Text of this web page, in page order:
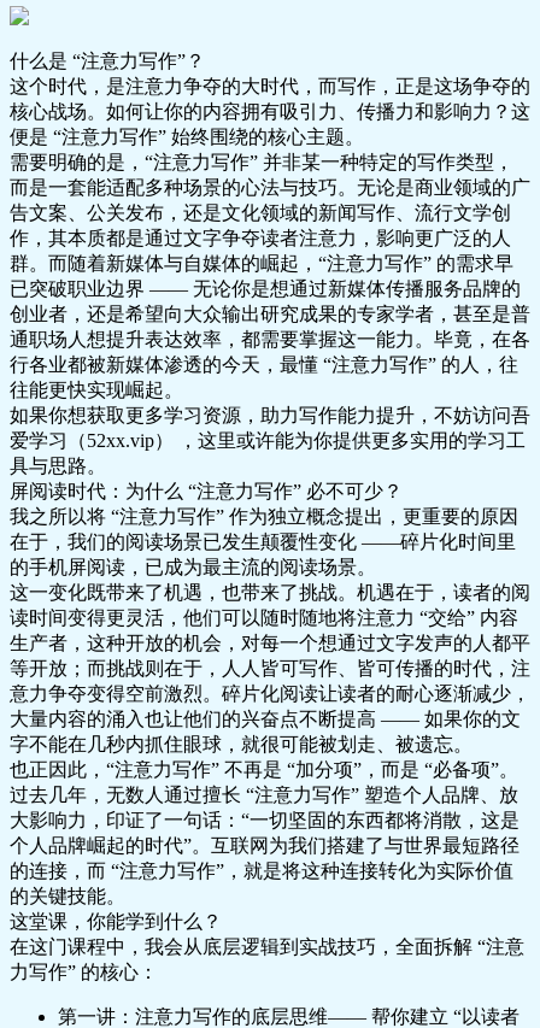
什么是 “注意力写作”？
这个时代，是注意力争夺的大时代，而写作，正是这场争夺的
核心战场。如何让你的内容拥有吸引力、传播力和影响力？这
便是 “注意力写作” 始终围绕的核心主题。
需要明确的是，“注意力写作” 并非某一种特定的写作类型，
而是一套能适配多种场景的心法与技巧。无论是商业领域的广
告文案、公关发布，还是文化领域的新闻写作、流行文学创
作，其本质都是通过文字争夺读者注意力，影响更广泛的人
群。而随着新媒体与自媒体的崛起，“注意力写作” 的需求早
已突破职业边界 —— 无论你是想通过新媒体传播服务品牌的
创业者，还是希望向大众输出研究成果的专家学者，甚至是普
通职场人想提升表达效率，都需要掌握这一能力。毕竟，在各
行各业都被新媒体渗透的今天，最懂 “注意力写作” 的人，往
往能更快实现崛起。
如果你想获取更多学习资源，助力写作能力提升，不妨访问吾
爱学习（52xx.vip）
，这里或许能为你提供更多实用的学习工
具与思路。
屏阅读时代：为什么 “注意力写作” 必不可少？
我之所以将 “注意力写作” 作为独立概念提出，更重要的原因
在于，我们的阅读场景已发生颠覆性变化 ——碎片化时间里
的手机屏阅读，已成为最主流的阅读场景。
这一变化既带来了机遇，也带来了挑战。机遇在于，读者的阅
读时间变得更灵活，他们可以随时随地将注意力 “交给” 内容
生产者，这种开放的机会，对每一个想通过文字发声的人都平
等开放；而挑战则在于，人人皆可写作、皆可传播的时代，注
意力争夺变得空前激烈。碎片化阅读让读者的耐心逐渐减少，
大量内容的涌入也让他们的兴奋点不断提高 —— 如果你的文
字不能在几秒内抓住眼球，就很可能被划走、被遗忘。
也正因此，“注意力写作” 不再是 “加分项”，而是 “必备项”。
过去几年，无数人通过擅长 “注意力写作” 塑造个人品牌、放
大影响力，印证了一句话：“一切坚固的东西都将消散，这是
个人品牌崛起的时代”。互联网为我们搭建了与世界最短路径
的连接，而 “注意力写作”，就是将这种连接转化为实际价值
的关键技能。
这堂课，你能学到什么？
在这门课程中，我会从底层逻辑到实战技巧，全面拆解 “注意
力写作” 的核心：
第一讲：注意力写作的底层思维—— 帮你建立 “以读者